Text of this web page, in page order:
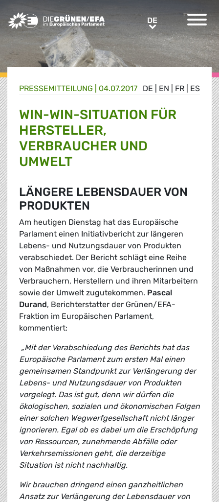
Greens/EFA Home DEDE
DE EN FR ES
PRESSE­MITTEILUNG 04.07.2017
WIN-WIN-SITUATION FÜR
HERSTELLER,
VERBRAUCHER UND
UMWELT
LÄNGERE LEBENSDAUER VON
PRODUKTEN
Am heutigen Dienstag hat das Europäische
Parlament einen Initiativbericht zur längeren
Lebens- und Nutzungsdauer von Produkten
verabschiedet. Der Bericht schlägt eine Reihe
von Maßnahmen vor, die Verbraucherinnen und
Verbrauchern, Herstellern und ihren Mitarbeitern
sowie der Umwelt zugutekommen. Pascal
Durand, Berichterstatter der Grünen/EFA-
Fraktion im Europäischen Parlament,
kommentiert:
„Mit der Verabschiedung des Berichts hat das
Europäische Parlament zum ersten Mal einen
gemeinsamen Standpunkt zur Verlängerung der
Lebens- und Nutzungsdauer von Produkten
vorgelegt. Das ist gut, denn wir dürfen die
ökologischen, sozialen und ökonomischen Folgen
einer solchen Wegwerfgesellschaft nicht länger
ignorieren. Egal ob es dabei um die Erschöpfung
von Ressourcen, zunehmende Abfälle oder
Verkehrsemissionen geht, die derzeitige
Situation ist nicht nachhaltig.
Wir brauchen dringend einen ganzheitlichen
Ansatz zur Verlängerung der Lebensdauer von